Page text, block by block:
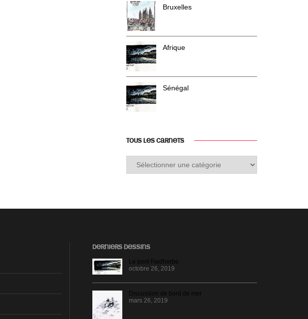
Bruxelles
Afrique
Sénégal
TOUS LES CARNETS
Tous
les
DERNIERS DESSINS
Le pont Faidherbe
octobre 26, 2019
Discussion de bord de mer
mars 26, 2019